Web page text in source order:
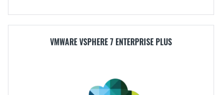
VMWARE VSPHERE 7 ENTERPRISE PLUS